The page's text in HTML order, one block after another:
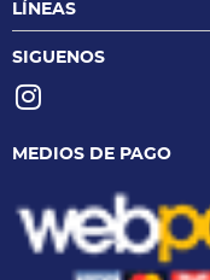
LÍNEAS
SIGUENOS
MEDIOS DE PAGO